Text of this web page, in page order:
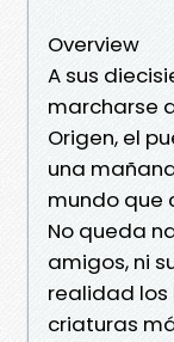
Overview
A sus
marcharse
Origen, el
una
mundo que
No queda
amigos, ni
realidad los
criaturas